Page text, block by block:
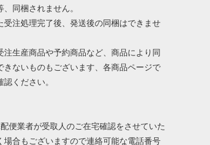
、同梱されません。
受注処理完了後、発送後の同梱はできませ
注生産商品や予約商品など、商品により同
きないものもございます、各商品ページで
認ください。
便業者が受取人のご在宅確認をさせていた
場合もございますので連絡可能な電話番号